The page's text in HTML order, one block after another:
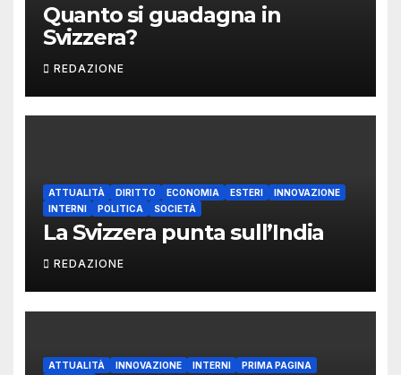
Quanto si guadagna in
Svizzera?
REDAZIONE
ATTUALITÀ DIRITTO ECONOMIA ESTERI
INNOVAZIONE
INTERNI
POLITICA SOCIETÀ
La Svizzera punta sull’India
REDAZIONE
ATTUALITÀ INNOVAZIONE INTERNI PRIMA PAGINA